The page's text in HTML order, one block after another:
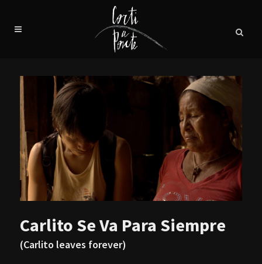
Carlito Se Va Para Siempre
(Carlito leaves forever)